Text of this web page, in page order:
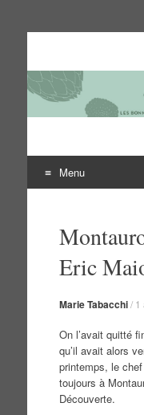
Le Var
Les bonnes
Menu
contenu
Eric
Marie Tabacchi/ 1
On l’avait quitté
qu’il avait alors
printemps, le chef
toujours à
Découverte.